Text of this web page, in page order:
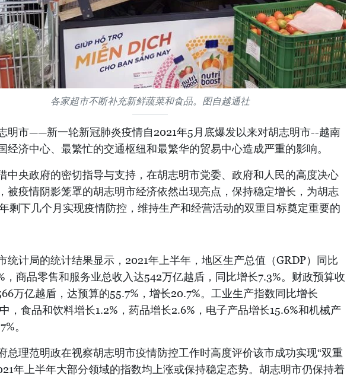
各家超市不断补充新鲜蔬菜和食品。图自越通社
明市——新一轮新冠肺炎疫情自2021年5月底爆发以来对胡志明市--越南
经济中心、最繁忙的交通枢纽和最繁华的贸易中心造成严重的影响。
中央政府的密切指导与支持，在胡志明市党委、政府和人民的高度决心
被疫情阴影笼罩的胡志明市经济依然出现亮点，保持稳定增长，为胡志
剩下几个月实现疫情防控，维持生产和经营活动的双重目标奠定重要的
统计局的统计结果显示，2021年上半年，地区生产总值（GRDP）同比
，商品零售和服务业总收入达542万亿越盾，同比增长7.3%。财政预算收
万亿越盾，达预算的55.7%，增长20.7%。工业生产指数同比增长
，食品和饮料增长1.2%，药品增长2.6%，电子产品增长15.6%和机械产
。
总理范明政在视察胡志明市疫情防控工作时高度评价该市成功实现“双重
年上半年大部分领域的指数均上涨或保持稳定态势。胡志明市仍保持着